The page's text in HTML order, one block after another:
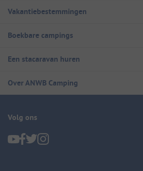
Vakantiebestemmingen
Boekbare campings
Een stacaravan huren
Over ANWB Camping
Volg ons